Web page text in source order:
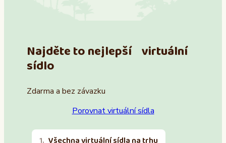
Najděte to nejlepší virtuální
sídlo
Zdarma a bez závazku
Porovnat virtuální sídla